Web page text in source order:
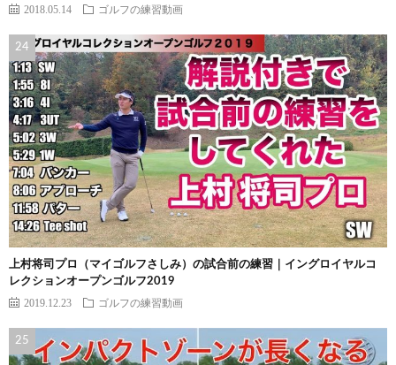
2018.05.14 ゴルフの練習動画
上村将司プロ（マイゴルフさしみ）の試合前の練習｜イングロイヤルコ
レクションオープンゴルフ2019
2019.12.23 ゴルフの練習動画